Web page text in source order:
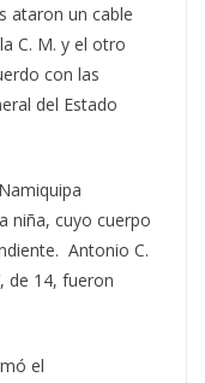
ataron un cable
C. M. y el otro
con las
del Estado
niña, cuyo cuerpo
Antonio C.
de 14, fueron
el